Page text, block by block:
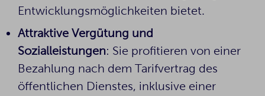
Entwicklungsmöglichkeiten bietet.
Attraktive Vergütung und
Sozialleistungen: Sie profitieren von einer
Bezahlung nach dem Tarifvertrag des
öffentlichen Dienstes, inklusive einer